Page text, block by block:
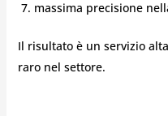
massima precisione
Il risultato è un servizio
raro nel settore.